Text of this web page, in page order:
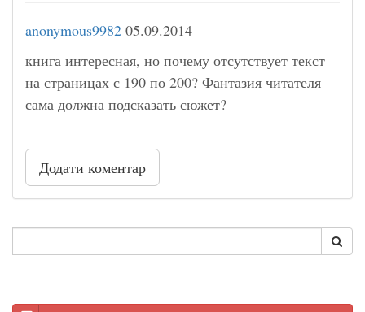
anonymous9982 05.09.2014
книга интересная, но почему отсутствует текст
на страницах с 190 по 200? Фантазия читателя
сама должна подсказать сюжет?
Додати коментар